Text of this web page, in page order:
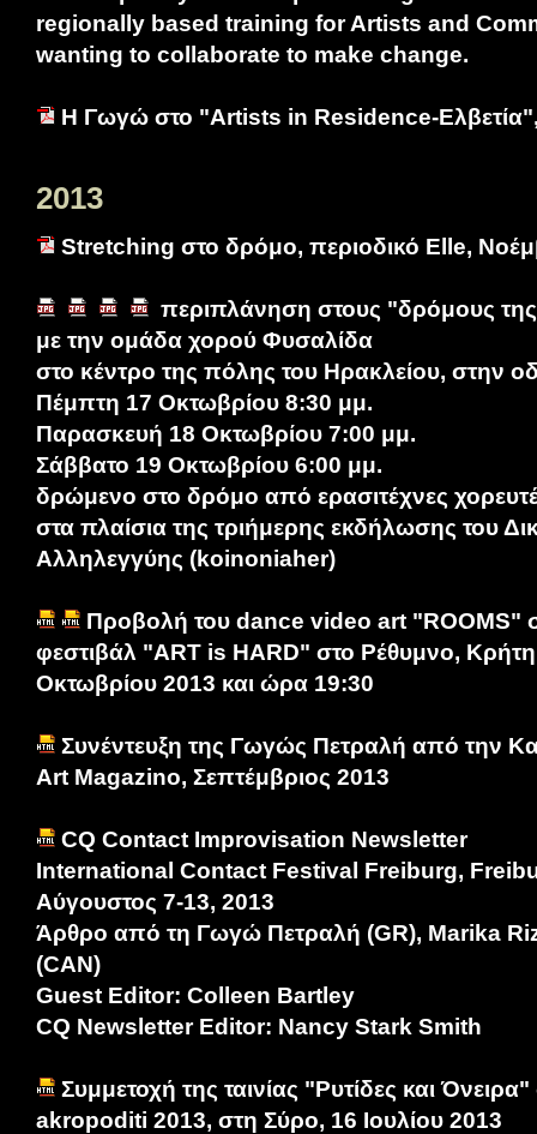
regionally based training for Artists and
wanting to collaborate to make change.
Η Γωγώ στο "Artists in Residence-
2013
Stretching στο δρόμο, περιοδικό Elle,
περιπλάνηση στους "δρόμους
με την ομάδα χορού Φυσαλίδα
στο κέντρο της πόλης του Ηρακλείου, στην
Πέμπτη 17 Οκτωβρίου 8:30 μμ.
Παρασκευή 18 Οκτωβρίου 7:00 μμ.
Σάββατο 19 Οκτωβρίου 6:00 μμ.
δρώμενο στο δρόμο από ερασιτέχνες
στα πλαίσια της τριήμερης εκδήλωσης του
Αλληλεγγύης (koinoniaher)
Προβολή του dance video art "ROOMS"
φεστιβάλ "ART is HARD" στο Ρέθυμνο,
Οκτωβρίου 2013 και ώρα 19:30
Συνέντευξη της Γωγώς Πετραλή από την
Art Magazino, Σεπτέμβριος 2013
CQ Contact Improvisation Newsletter
International Contact Festival Freiburg,
Αύγουστος 7-13, 2013
Άρθρο από τη Γωγώ Πετραλή (GR), Marika
(CAN)
Guest Editor: Colleen Bartley
CQ Newsletter Editor: Nancy Stark Smith
Συμμετοχή της ταινίας "Ρυτίδες και
akropoditi 2013, στη Σύρο, 16 Ιουλίου 2013